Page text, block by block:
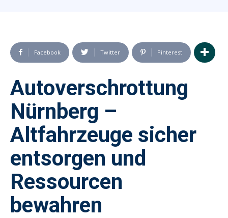
Facebook Twitter Pinterest
Autoverschrottung
Nürnberg –
Altfahrzeuge sicher
entsorgen und
Ressourcen
bewahren